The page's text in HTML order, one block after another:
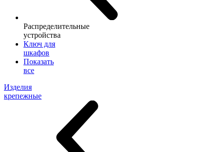
Распределительные
устройства
Ключ для
шкафов
Показать
все
Изделия
крепежные